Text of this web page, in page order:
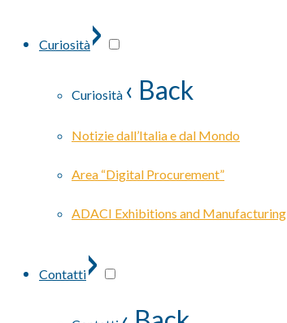
Curiosità›
Curiosità ‹ Back
Notizie dall’Italia e dal Mondo
Area “Digital Procurement”
ADACI Exhibitions and Manufacturing
Contatti›